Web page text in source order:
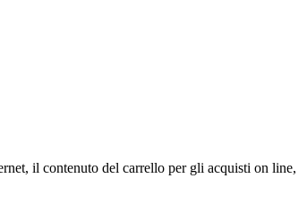
il contenuto del carrello per gli acquisti on line,